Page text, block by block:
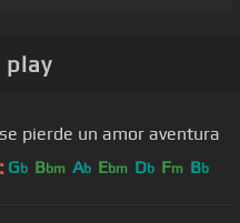
play
pierde un amor aventura
Gb Bbm Ab Ebm Db Fm Bb